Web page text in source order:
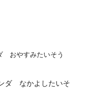
おやすみたいそう